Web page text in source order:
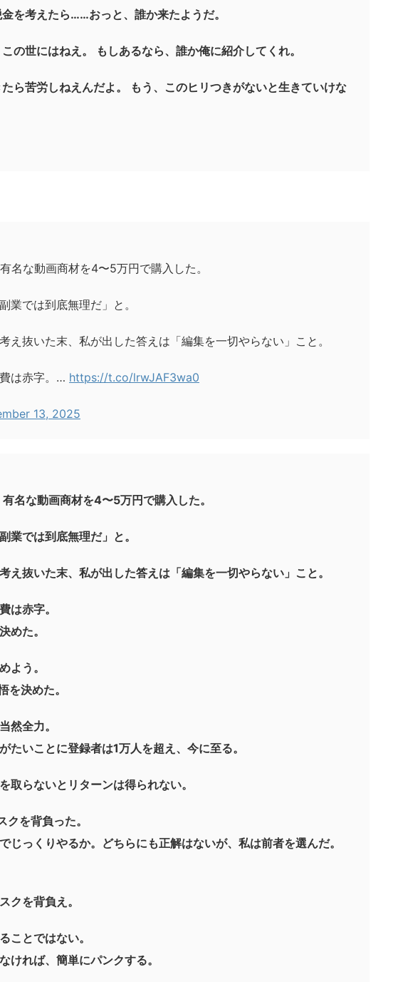
を考えたら……おっと、誰か来たようだ。
の世にはねえ。 もしあるなら、誰か俺に紹介してくれ。
たら苦労しねえんだよ。 もう、このヒリつきがないと生きていけな
名な動画商材を4〜5万円で購入した。
業では到底無理だ」と。
え抜いた末、私が出した答えは「編集を一切やらない」こと。
は赤字。… https://t.co/lrwJAF3wa0
13, 2025
名な動画商材を4〜5万円で購入した。
業では到底無理だ」と。
え抜いた末、私が出した答えは「編集を一切やらない」こと。
は赤字。
めた。
よう。
決めた。
然全力。
たいことに登録者は1万人を超え、今に至る。
取らないとリターンは得られない。
を背負った。
じっくりやるか。どちらにも正解はないが、私は前者を選んだ。
クを背負え。
ことではない。
ければ、簡単にパンクする。